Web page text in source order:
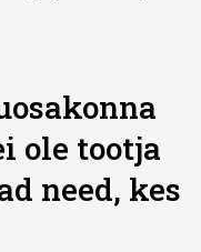
ole tootja
need, kes